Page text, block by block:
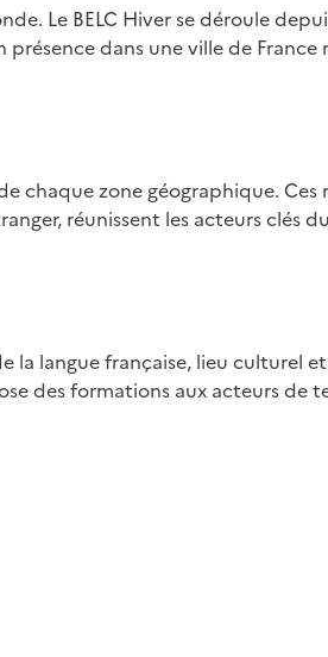
Le BELC Hiver se déroule
dans une ville de
chaque zone géographique. Ces
réunissent les acteurs clés
la langue française, lieu culturel
des formations aux acteurs de